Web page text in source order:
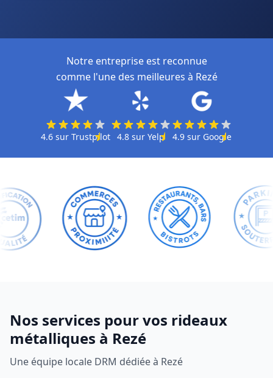
Notre entreprise est reconnue
comme l'une des meilleures à Rezé
4.6 sur Trustpilot 4.8 sur Yelp 4.9sur Google
Nos services pour vos rideaux
métalliques à Rezé
Une équipe locale DRM dédiée à Rezé